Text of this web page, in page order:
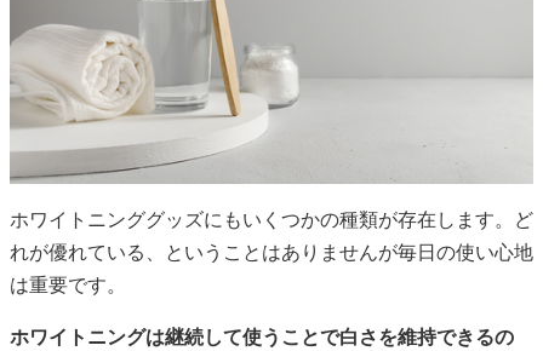
ホワイトニンググッズにもいくつかの種類が存在します。ど
れが優れている、ということはありませんが毎日の使い心地
は重要です。
ホワイトニングは継続して使うことで白さを維持できるの